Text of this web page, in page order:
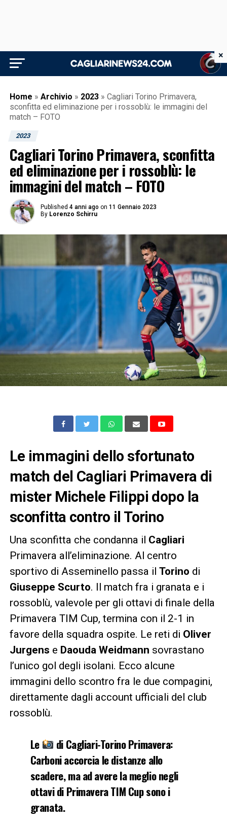
Home » Archivio » 2023 » Cagliari Torino Primavera,
sconfitta ed eliminazione per i rossoblù: le immagini del
match – FOTO
2023
Cagliari Torino Primavera, sconfitta
ed eliminazione per i rossoblù: le
immagini del match – FOTO
Published 4 anni ago on 11 Gennaio 2023
By Lorenzo Schirru
Le immagini dello sfortunato
match del Cagliari Primavera di
mister Michele Filippi dopo la
sconfitta contro il Torino
Una sconfitta che condanna il Cagliari
Primavera all’eliminazione. Al centro
sportivo di Asseminello passa il Torino di
Giuseppe Scurto. Il match fra i granata e i
rossoblù, valevole per gli ottavi di finale della
Primavera TIM Cup, termina con il 2-1 in
favore della squadra ospite. Le reti di Oliver
Jurgens e Daouda Weidmann sovrastano
l’unico gol degli isolani. Ecco alcune
immagini dello scontro fra le due compagini,
direttamente dagli account ufficiali del club
rossoblù.
Le
di Cagliari-Torino Primavera:
Carboni accorcia le distanze allo
scadere, ma ad avere la meglio negli
ottavi di Primavera TIM Cup sono i
granata.
×